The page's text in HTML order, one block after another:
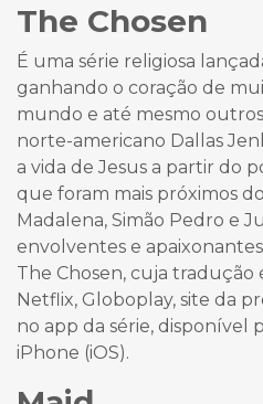
The Chosen
É uma série religiosa
ganhando o coração de
mundo e até mesmo
norte-americano Dallas
a vida de Jesus a partir do
que foram mais próximos
Madalena, Simão Pedro e
envolventes e
The Chosen, cuja tradução
Netflix, Globoplay, site da
no app da série, disponível
iPhone (iOS).